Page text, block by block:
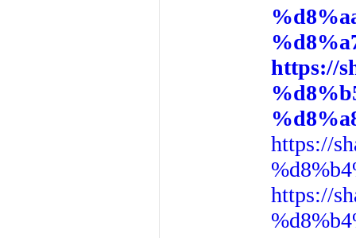
https://
https://
https://